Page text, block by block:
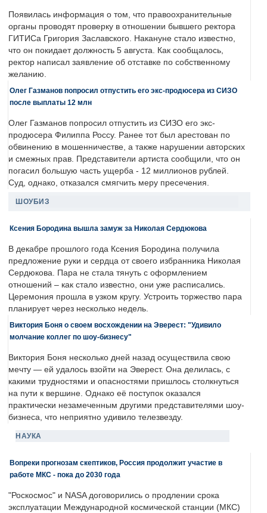
Появилась информация о том, что правоохранительные
органы проводят проверку в отношении бывшего ректора
ГИТИСа Григория Заславского. Накануне стало известно,
что он покидает должность 5 августа. Как сообщалось,
ректор написал заявление об отставке по собственному
желанию.
Олег Газманов попросил отпустить его экс-продюсера из СИЗО
после выплаты 12 млн
Олег Газманов попросил отпустить из СИЗО его экс-
продюсера Филиппа Россу. Ранее тот был арестован по
обвинению в мошенничестве, а также нарушении авторских
и смежных прав. Представители артиста сообщили, что он
погасил большую часть ущерба - 12 миллионов рублей.
Суд, однако, отказался смягчить меру пресечения.
ШОУБИЗ
Ксения Бородина вышла замуж за Николая Сердюкова
В декабре прошлого года Ксения Бородина получила
предложение руки и сердца от своего избранника Николая
Сердюкова. Пара не стала тянуть с оформлением
отношений – как стало известно, они уже расписались.
Церемония прошла в узком кругу. Устроить торжество пара
планирует через несколько недель.
Виктория Боня о своем восхождении на Эверест: "Удивило
молчание коллег по шоу-бизнесу"
Виктория Боня несколько дней назад осуществила свою
мечту — ей удалось взойти на Эверест. Она делилась, с
какими трудностями и опасностями пришлось столкнуться
на пути к вершине. Однако её поступок оказался
практически незамеченным другими представителями шоу-
бизнеса, что неприятно удивило телезвезду.
НАУКА
Вопреки прогнозам скептиков, Россия продолжит участие в
работе МКС - пока до 2030 года
"Роскосмос" и NASA договорились о продлении срока
эксплуатации Международной космической станции (МКС)